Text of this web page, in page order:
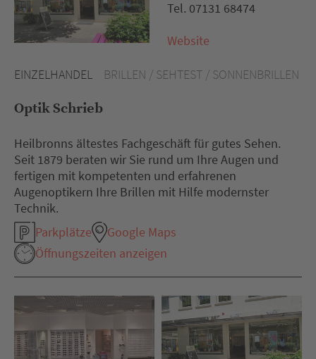
EINZELHANDEL BRILLEN / SEHTEST / SONNENBRILLEN
Optik Schrieb
Heilbronns ältestes Fachgeschäft für gutes Sehen.
Seit 1879 beraten wir Sie rund um Ihre Augen und
fertigen mit kompetenten und erfahrenen
Augenoptikern Ihre Brillen mit Hilfe modernster
Technik.
Parkplätze
Google Maps
Öffnungszeiten anzeigen
Tel. 07131 68474
Website